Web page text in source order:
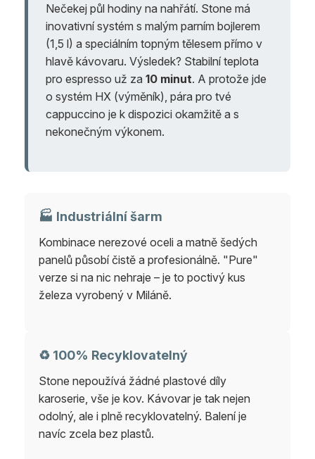
Nečekej půl hodiny na nahřátí. Stone má
inovativní systém s malým parním bojlerem
(1,5 l) a speciálním topným tělesem přímo v
hlavě kávovaru. Výsledek? Stabilní teplota
pro espresso už za 10 minut. A protože jde
o systém HX (výměník), pára pro tvé
cappuccino je k dispozici okamžitě a s
nekonečným výkonem.
🏭 Industriální šarm
Kombinace nerezové oceli a matně šedých
panelů působí čistě a profesionálně. "Pure"
verze si na nic nehraje – je to poctivý kus
železa vyrobený v Miláně.
♻️ 100% Recyklovatelný
Stone nepoužívá žádné plastové díly
karoserie, vše je kov. Kávovar je tak nejen
odolný, ale i plně recyklovatelný. Balení je
navíc zcela bez plastů.